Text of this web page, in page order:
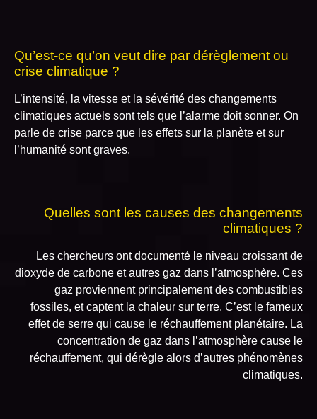
Qu’est-ce qu’on veut dire par dérèglement ou
crise climatique ?
L’intensité, la vitesse et la sévérité des changements
climatiques actuels sont tels que l’alarme doit sonner. On
parle de crise parce que les effets sur la planète et sur
l’humanité sont graves.
Quelles sont les causes des changements
climatiques ?
Les chercheurs ont documenté le niveau croissant de
dioxyde de carbone et autres gaz dans l’atmosphère. Ces
gaz proviennent principalement des combustibles
fossiles, et captent la chaleur sur terre. C’est le fameux
effet de serre qui cause le réchauffement planétaire. La
concentration de gaz dans l’atmosphère cause le
réchauffement, qui dérègle alors d’autres phénomènes
climatiques.